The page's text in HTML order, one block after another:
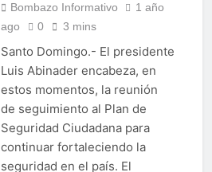
Bombazo Informativo
1 año
ago
0 3 mins
Santo Domingo.- El presidente
Luis Abinader encabeza, en
estos momentos, la reunión
de seguimiento al Plan de
Seguridad Ciudadana para
continuar fortaleciendo la
seguridad en el país. El